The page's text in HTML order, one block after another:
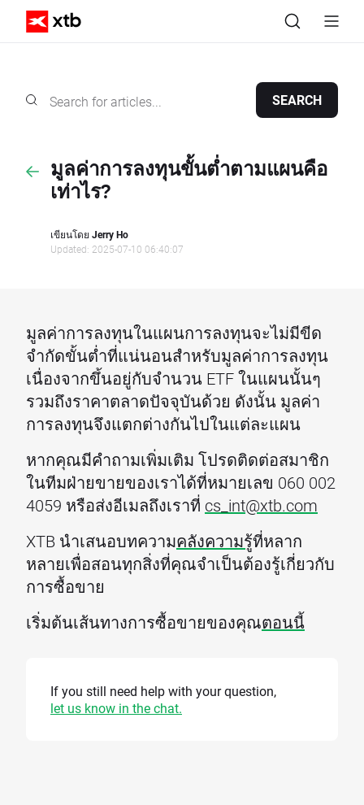
SEARCH
มูลค่าการลงทุนขั้นต่ำตามแผนคือ
เท่าไร?
เขียนโดย Jerry Ho
Updated: 2025-07-10 06:40:07
มูลค่าการลงทุนในแผนการลงทุนจะไม่มีขีด
จำกัดขั้นต่ำที่แน่นอนสำหรับมูลค่าการลงทุน
เนื่องจากขึ้นอยู่กับจำนวน ETF ในแผนนั้นๆ
รวมถึงราคาตลาดปัจจุบันด้วย ดังนั้น มูลค่า
การลงทุนจึงแตกต่างกันไปในแต่ละแผน
หากคุณมีคำถามเพิ่มเติม โปรดติดต่อสมาชิก
ในทีมฝ่ายขายของเราได้ที่หมายเลข 060 002
4059 หรือส่งอีเมลถึงเราที่ cs_int@xtb.com
XTB นำเสนอบทความคลังความรู้ที่หลาก
หลายเพื่อสอนทุกสิ่งที่คุณจำเป็นต้องรู้เกี่ยวกับ
การซื้อขาย
เริ่มต้นเส้นทางการซื้อขายของคุณตอนนี้
If you still need help with your question,
let us know in the chat.